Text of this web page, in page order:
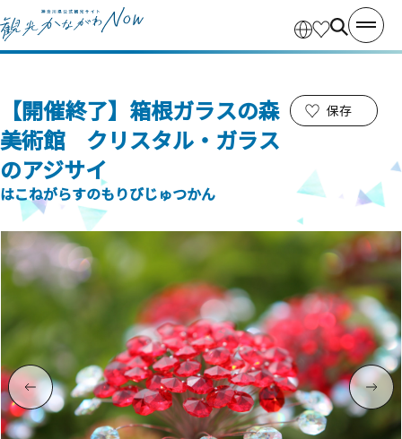
【開催終了】箱根ガラスの森
美術館 クリスタル・ガラス
のアジサイ
はこねがらすのもりびじゅつかん
保存